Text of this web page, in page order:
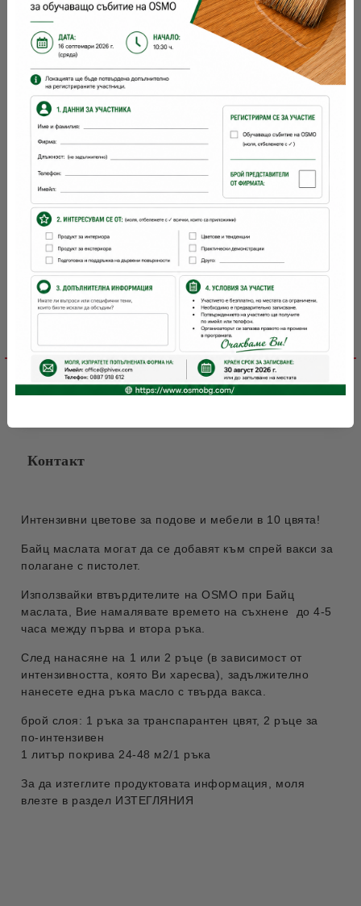
с какво се
нанася:
четка, валяк, шпакла, машинно
Марка: OSMO
Отстъпки за количество
Контакт
Интензивни цветове за подове и мебели в 10 цвята!
Байц маслата могат да се добавят към спрей вакси за
полагане с пистолет.
Използвайки втвърдителите на OSMO при Байц
маслата, Вие намалявате времето на съхнене до 4-5
часа между първа и втора ръка.
След нанасяне на 1 или 2 ръце (в зависимост от
интензивността, която Ви харесва), задължително
нанесете една ръка масло с твърда вакса.
брой слоя: 1 ръка за транспарантен цвят, 2 ръце за
по-интензивен
1 литър покрива 24-48 м2/1 ръка
За да изтеглите продуктовата информация, моля
влезте в раздел ИЗТЕГЛЯНИЯ